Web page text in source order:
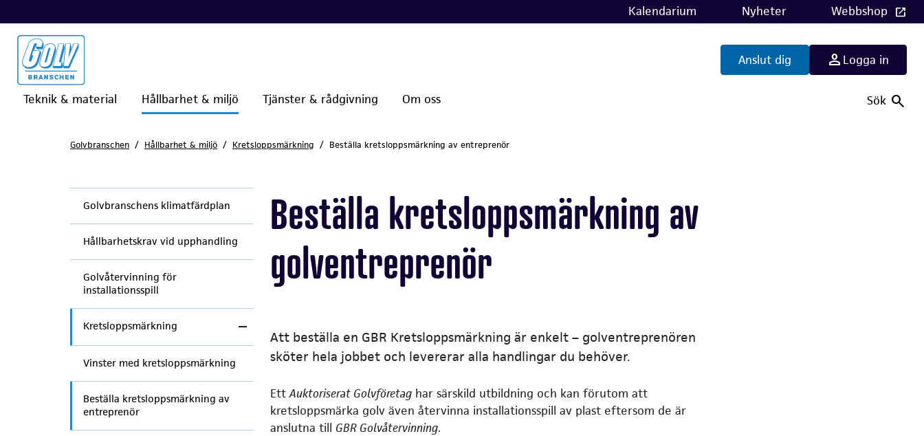
Kalendarium Nyheter Webbshop
Teknik & material Hållbarhet & miljö Tjänster & rådgivning Om oss
Anslut dig Logga in
Sök
Golvbranschen Hållbarhet & miljö Kretsloppsmärkning Beställa kretsloppsmärkning av entreprenör
Golvbranschens klimatfärdplan
Hållbarhetskrav vid upphandling
Golvåtervinning för
installationsspill
Kretsloppsmärkning
Vinster med kretsloppsmärkning
Beställa kretsloppsmärkning av
entreprenör
Beställa kretsloppsmärkning av
golventreprenör
Att beställa en GBR Kretsloppsmärkning är enkelt – golventreprenören
sköter hela jobbet och levererar alla handlingar du behöver.
EttAuktoriserat Golvföretag har särskild utbildning och kan förutom att
kretsloppsmärka golv även återvinna installationsspill av plast eftersom de är
anslutna till GBR Golvåtervinning.